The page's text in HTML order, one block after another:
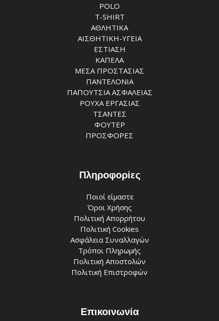
POLO
T-SHIRT
ΑΘΛΗΤΙΚΑ
ΑΙΣΘΗΤΙΚΗ-ΥΓΕΙΑ
ΕΣΤΙΑΣΗ
ΚΑΠΕΛΑ
ΜΕΣΑ ΠΡΟΣΤΑΣΙΑΣ
ΠΑΝΤΕΛΟΝΙΑ
ΠΑΠΟΥΤΣΙΑ ΑΣΦΑΛΕΙΑΣ
ΡΟΥΧΑ ΕΡΓΑΣΙΑΣ
ΤΣΑΝΤΕΣ
ΦΟΥΤΕΡ
ΠΡΟΣΦΟΡΕΣ
Πληροφορίες
Ποιοί είμαστε
Όροι Χρήσης
Πολιτική Απορρήτου
Πολιτική Cookies
Ασφάλεια Συναλλαγών
Τρόποι Πληρωμής
Πολιτική Αποστολών
Πολιτική Επιστροφών
Επικοινωνία